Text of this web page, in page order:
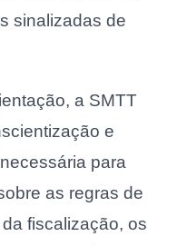
sinalizadas de
a SMTT
e
para
as regras de
fiscalização, os